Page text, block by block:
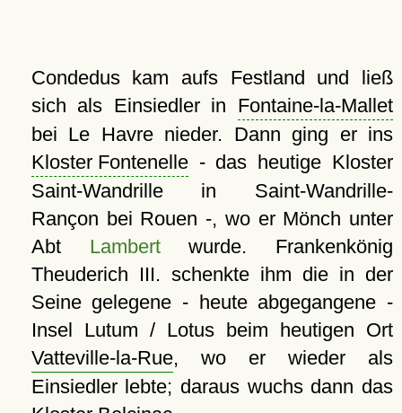
Condedus kam aufs Festland und ließ
sich als Einsiedler in Fontaine-la-Mallet
bei Le Havre nieder. Dann ging er ins
Kloster Fontenelle- das heutige Kloster
Saint-Wandrille in Saint-Wandrille-
Rançon bei Rouen -, wo er Mönch unter
Abt Lambertwurde. Frankenkönig
Theuderich III. schenkte ihm die in der
Seine gelegene - heute abgegangene -
Insel Lutum / Lotus beim heutigen Ort
Vatteville-la-Rue, wo er wieder als
Einsiedler lebte; daraus wuchs dann das